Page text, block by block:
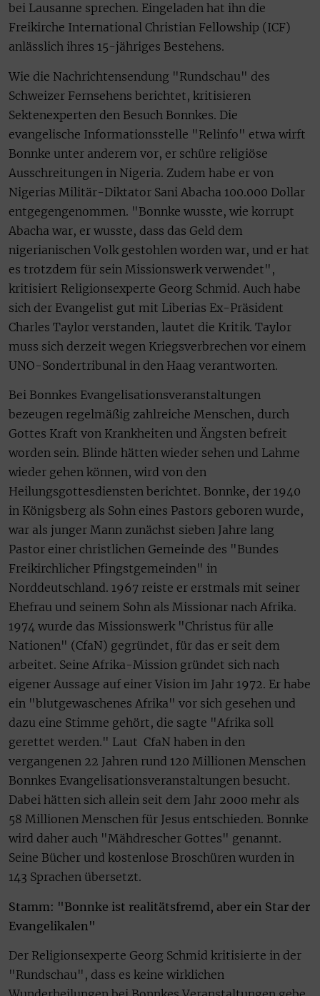
bei Lausanne sprechen. Eingeladen hat ihn die
Freikirche International Christian Fellowship (ICF)
anlässlich ihres 15-jähriges Bestehens.
Wie die Nachrichtensendung "Rundschau" des
Schweizer Fernsehens berichtet, kritisieren
Sektenexperten den Besuch Bonnkes. Die
evangelische Informationsstelle "Relinfo" etwa wirft
Bonnke unter anderem vor, er schüre religiöse
Ausschreitungen in Nigeria. Zudem habe er von
Nigerias Militär-Diktator Sani Abacha 100.000 Dollar
entgegengenommen. "Bonnke wusste, wie korrupt
Abacha war, er wusste, dass das Geld dem
nigerianischen Volk gestohlen worden war, und er hat
es trotzdem für sein Missionswerk verwendet",
kritisiert Religionsexperte Georg Schmid. Auch habe
sich der Evangelist gut mit Liberias Ex-Präsident
Charles Taylor verstanden, lautet die Kritik. Taylor
muss sich derzeit wegen Kriegsverbrechen vor einem
UNO-Sondertribunal in den Haag verantworten.
Bei Bonnkes Evangelisationsveranstaltungen
bezeugen regelmäßig zahlreiche Menschen, durch
Gottes Kraft von Krankheiten und Ängsten befreit
worden sein. Blinde hätten wieder sehen und Lahme
wieder gehen können, wird von den
Heilungsgottesdiensten berichtet. Bonnke, der 1940
in Königsberg als Sohn eines Pastors geboren wurde,
war als junger Mann zunächst sieben Jahre lang
Pastor einer christlichen Gemeinde des "Bundes
Freikirchlicher Pfingstgemeinden" in
Norddeutschland. 1967 reiste er erstmals mit seiner
Ehefrau und seinem Sohn als Missionar nach Afrika.
1974 wurde das Missionswerk "Christus für alle
Nationen" (CfaN) gegründet, für das er seit dem
arbeitet. Seine Afrika-Mission gründet sich nach
eigener Aussage auf einer Vision im Jahr 1972. Er habe
ein "blutgewaschenes Afrika" vor sich gesehen und
dazu eine Stimme gehört, die sagte "Afrika soll
gerettet werden." Laut CfaN haben in den
vergangenen 22 Jahren rund 120 Millionen Menschen
Bonnkes Evangelisationsveranstaltungen besucht.
Dabei hätten sich allein seit dem Jahr 2000 mehr als
58 Millionen Menschen für Jesus entschieden. Bonnke
wird daher auch "Mähdrescher Gottes" genannt.
Seine Bücher und kostenlose Broschüren wurden in
143 Sprachen übersetzt.
Stamm: "Bonnke ist realitätsfremd, aber ein Star der
Evangelikalen"
Der Religionsexperte Georg Schmid kritisierte in der
"Rundschau", dass es keine wirklichen